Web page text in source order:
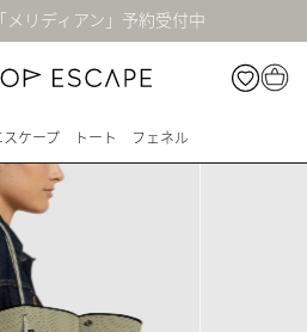
メリディアン」予約受付中
スケープ トート フェネル